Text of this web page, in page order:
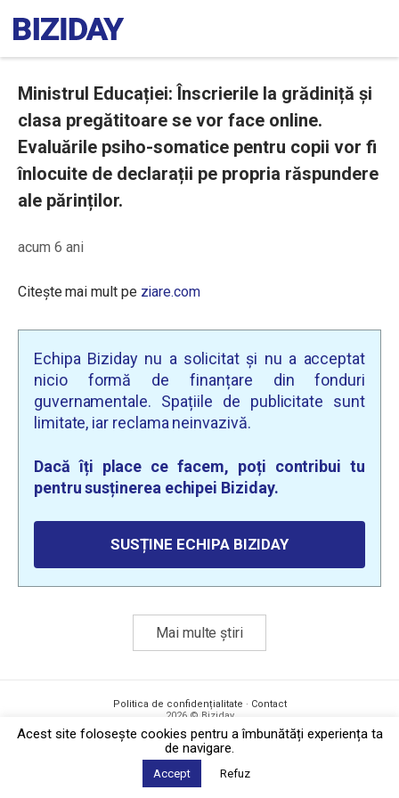
Ministrul Educației: Înscrierile la grădiniță și
clasa pregătitoare se vor face online.
Evaluările psiho-somatice pentru copii vor fi
înlocuite de declarații pe propria răspundere
ale părinților.
acum 6 ani
Citește mai mult pe ziare.com
Echipa Biziday nu a solicitat și nu a acceptat
nicio formă de finanțare din fonduri
guvernamentale. Spațiile de publicitate sunt
limitate, iar reclama neinvazivă.
Dacă îți place ce facem, poți contribui tu
pentru susținerea echipei Biziday.
SUSȚINE ECHIPA BIZIDAY
Mai multe știri
Politica de confidențialitate · Contact
2026 © Biziday
Acest site foloseşte cookies pentru a îmbunătăți experiența ta
de navigare.
Accept Refuz